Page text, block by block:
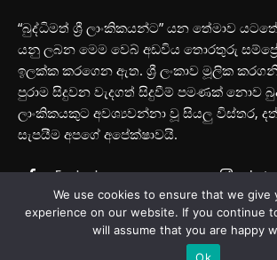
“බුද්ධිමත් ශ්‍රී ලාංකිකයන්ට” යන තේමාව
යනු ලබන මෙම වෙබ් අඩවිය තොරතුරු
ඉලක්ක කරගෙන ඇත. ශ්‍රී ලංකාව මූලික
පුරාම සිදුවන වැදගත් සිදුවීම් පමණක් නොව
ලාංකිකයකුට අවශ්‍යවන්නා වූ සියලු විස්තර,
සැපයීම අපගේ අපේක්ෂාවයි.
Facebook
We use cookies to ensure that we give
experience on our website. If you continue
will assume that you are happy
Ok